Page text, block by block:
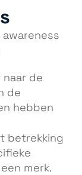
awareness
de
de
hebben
betrekking
merk.